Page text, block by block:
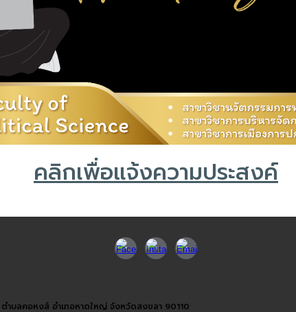
คลิกเพื่อแจ้งความประสงค์
บลคอหงส์ อำเภอหาดใหญ่ จังหวัดสงขลา 90110